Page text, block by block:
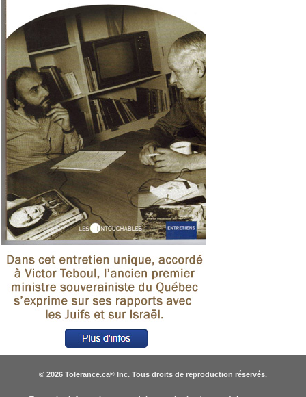
© 2026 Tolerance.ca® Inc. Tous droits de reproduction réservés.